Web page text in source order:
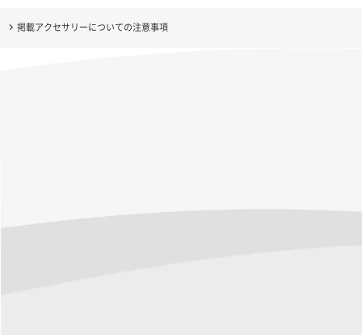
掲載アクセサリーについての注意事項